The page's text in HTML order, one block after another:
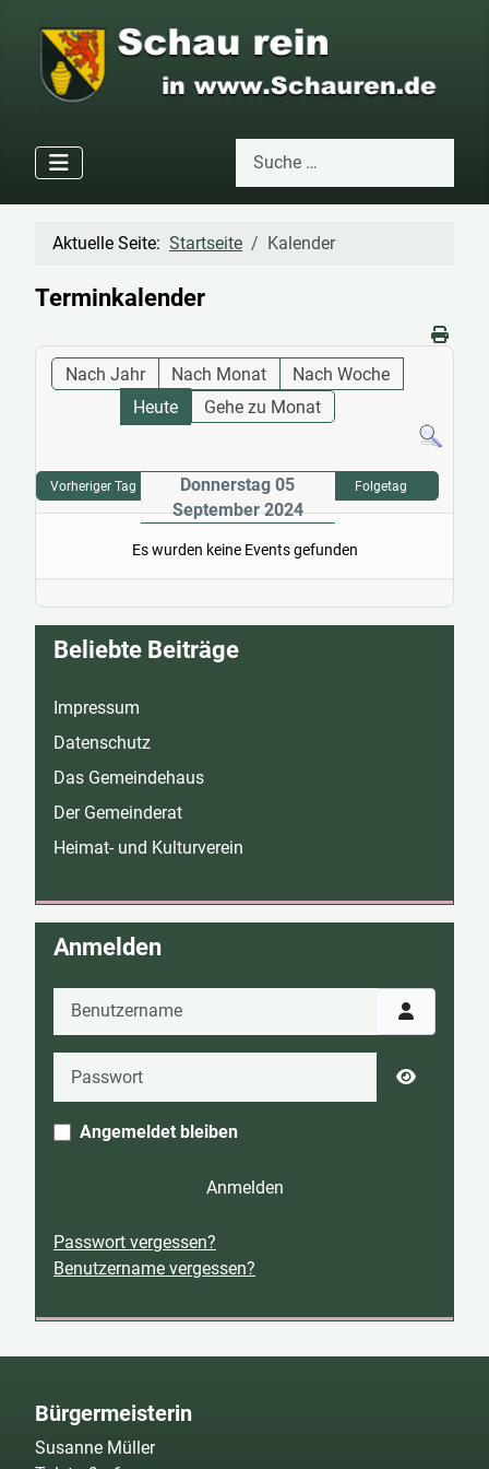
Suchen
Aktuelle Seite: Startseite Kalender
Terminkalender
Nach Jahr Nach Monat
Nach Woche
Heute
Gehe zu Monat
Vorheriger Tag
Donnerstag 05
September 2024
Folgetag
Es wurden keine Events gefunden
Beliebte Beiträge
Impressum
Datenschutz
Das Gemeindehaus
Der Gemeinderat
Heimat- und Kulturverein
Anmelden
Benutzername
Angemeldet bleiben
Anmelden
Passwort vergessen?
Benutzername vergessen?
Bürgermeisterin
Susanne Müller